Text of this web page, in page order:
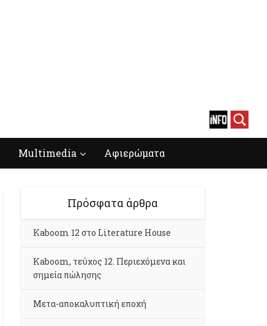
Multimedia Αφιερώματα
Πρόσφατα άρθρα
Kaboom 12 στο Literature House
Kaboom, τεύχος 12. Περιεχόμενα και
σημεία πώλησης
Μετα-αποκαλυπτική εποχή